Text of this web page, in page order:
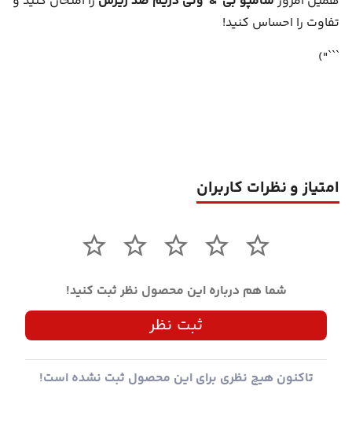
تفاوت را احساس کنید!
```")
امتیاز و نظرات کاربران
شما هم درباره این محصول نظر ثبت کنید!
ثبت نظر
تاکنون هیچ نظری برای این محصول ثبت نشده است!